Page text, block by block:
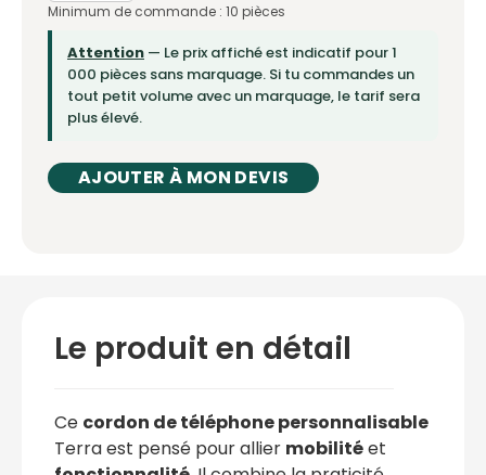
Minimum de commande : 10 pièces
Attention — Le prix affiché est indicatif pour 1
000 pièces sans marquage. Si tu commandes un
tout petit volume avec un marquage, le tarif sera
plus élevé.
AJOUTER À MON DEVIS
Le produit en détail
Ce cordon de téléphone personnalisable
Terra est pensé pour allier mobilitéet